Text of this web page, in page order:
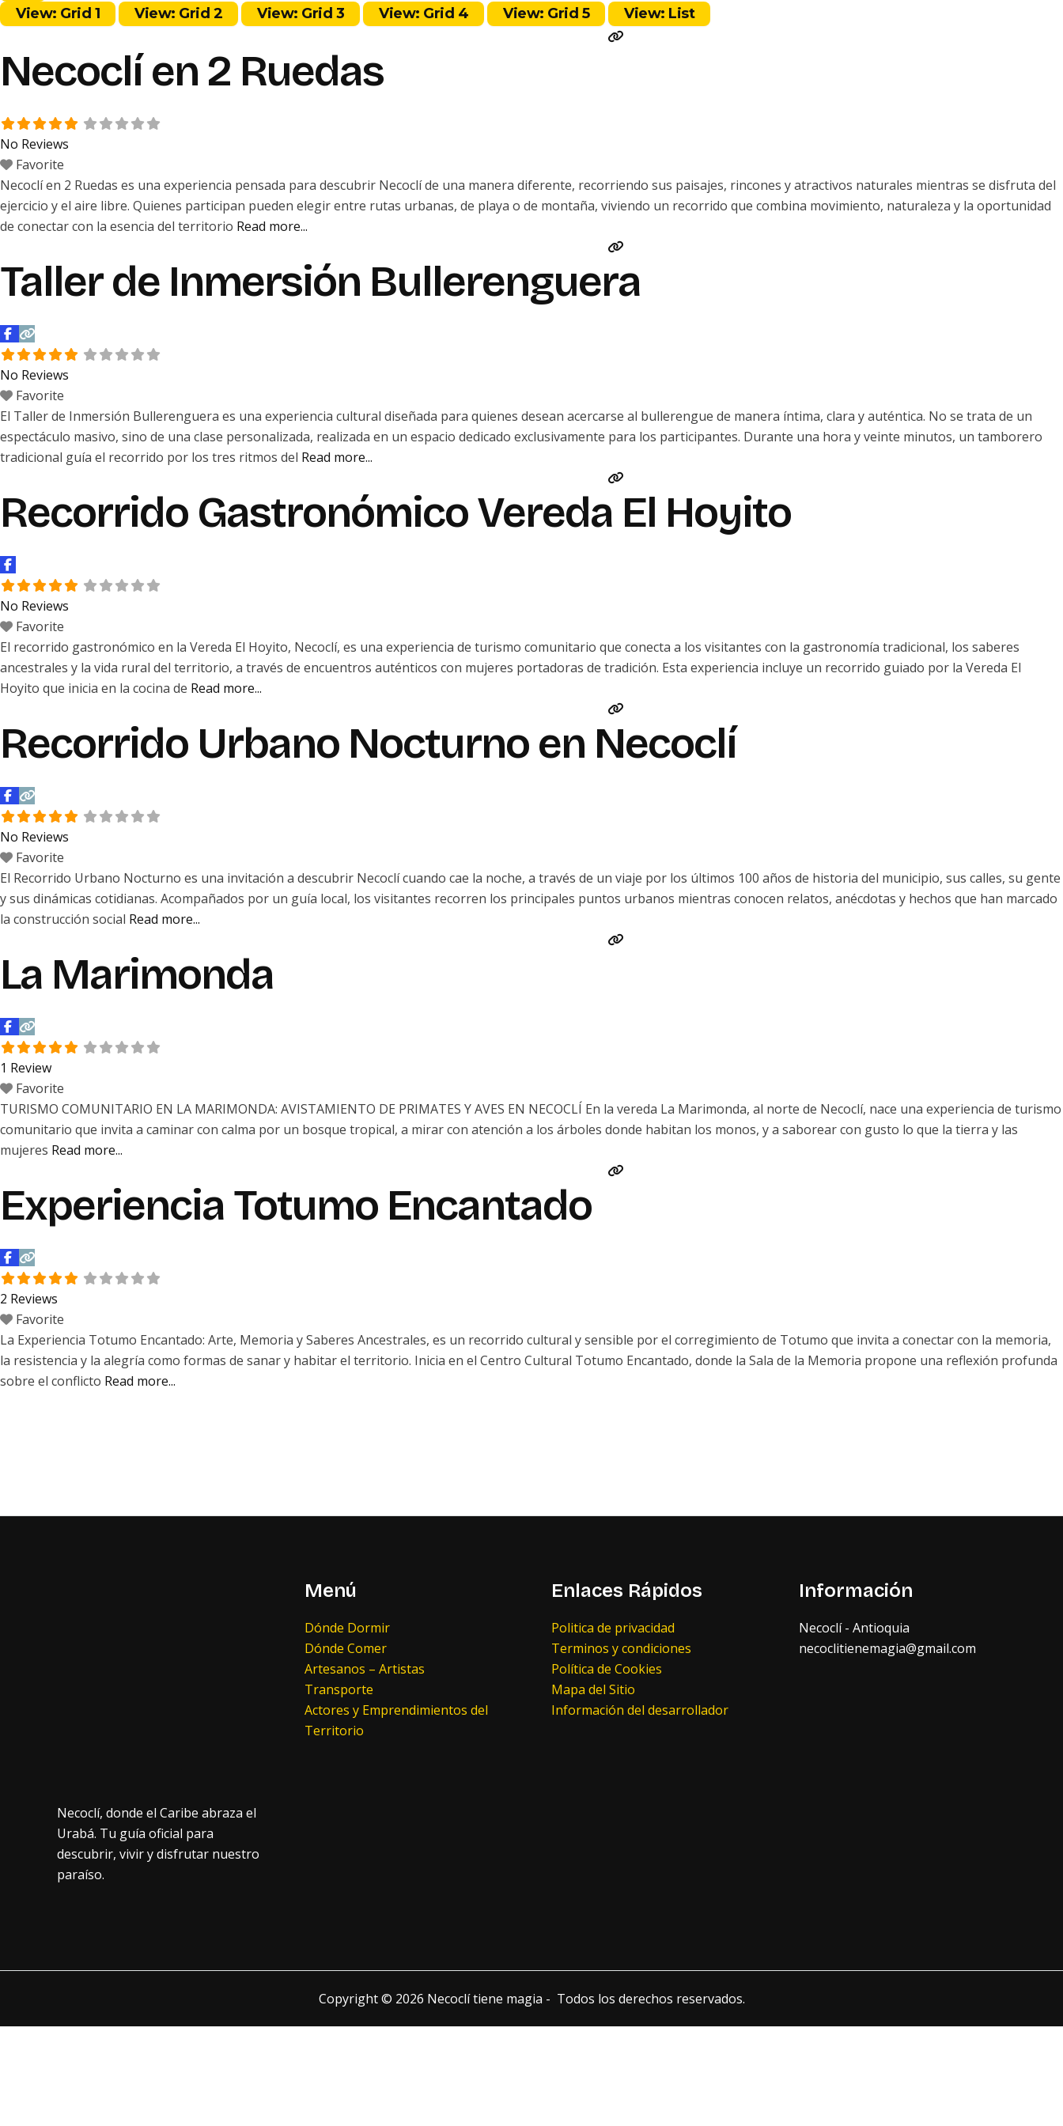
View: Grid 1 View: Grid 2 View: Grid 3 View: Grid 4 View: Grid 5 View: List
Necoclí en 2 Ruedas
No Reviews
Favorite
Necoclí en 2 Ruedas es una experiencia pensada para descubrir Necoclí de una manera diferente, recorriendo sus paisajes, rincones y atractivos naturales mientras se disfruta del
ejercicio y el aire libre. Quienes participan pueden elegir entre rutas urbanas, de playa o de montaña, viviendo un recorrido que combina movimiento, naturaleza y la oportunidad
de conectar con la esencia del territorio Read more...
Taller de Inmersión Bullerenguera
No Reviews
Favorite
El Taller de Inmersión Bullerenguera es una experiencia cultural diseñada para quienes desean acercarse al bullerengue de manera íntima, clara y auténtica. No se trata de un
espectáculo masivo, sino de una clase personalizada, realizada en un espacio dedicado exclusivamente para los participantes. Durante una hora y veinte minutos, un tamborero
tradicional guía el recorrido por los tres ritmos del Read more...
Recorrido Gastronómico Vereda El Hoyito
No Reviews
Favorite
El recorrido gastronómico en la Vereda El Hoyito, Necoclí, es una experiencia de turismo comunitario que conecta a los visitantes con la gastronomía tradicional, los saberes
ancestrales y la vida rural del territorio, a través de encuentros auténticos con mujeres portadoras de tradición. Esta experiencia incluye un recorrido guiado por la Vereda El
Hoyito que inicia en la cocina de Read more...
Recorrido Urbano Nocturno en Necoclí
No Reviews
Favorite
El Recorrido Urbano Nocturno es una invitación a descubrir Necoclí cuando cae la noche, a través de un viaje por los últimos 100 años de historia del municipio, sus calles, su gente
y sus dinámicas cotidianas. Acompañados por un guía local, los visitantes recorren los principales puntos urbanos mientras conocen relatos, anécdotas y hechos que han marcado
la construcción social Read more...
La Marimonda
1 Review
Favorite
TURISMO COMUNITARIO EN LA MARIMONDA: AVISTAMIENTO DE PRIMATES Y AVES EN NECOCLÍ En la vereda La Marimonda, al norte de Necoclí, nace una experiencia de turismo
comunitario que invita a caminar con calma por un bosque tropical, a mirar con atención a los árboles donde habitan los monos, y a saborear con gusto lo que la tierra y las
mujeres Read more...
Experiencia Totumo Encantado
2 Reviews
Favorite
La Experiencia Totumo Encantado: Arte, Memoria y Saberes Ancestrales, es un recorrido cultural y sensible por el corregimiento de Totumo que invita a conectar con la memoria,
la resistencia y la alegría como formas de sanar y habitar el territorio. Inicia en el Centro Cultural Totumo Encantado, donde la Sala de la Memoria propone una reflexión profunda
sobre el conflicto Read more...
Necoclí, donde el Caribe abraza el
Urabá. Tu guía oficial para
descubrir, vivir y disfrutar nuestro
paraíso.
Menú
Dónde Dormir
Dónde Comer
Artesanos – Artistas
Transporte
Actores y Emprendimientos del
Territorio
Enlaces Rápidos
Politica de privacidad
Terminos y condiciones
Política de Cookies
Mapa del Sitio
Información del desarrollador
Información
Necoclí - Antioquia
necoclitienemagia@gmail.com
Copyright © 2026 Necoclí tiene magia - Todos los derechos reservados.